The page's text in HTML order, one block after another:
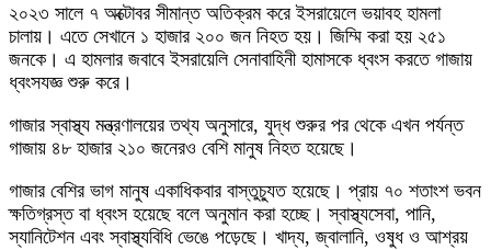
২০২৩ সালে ৭ অক্টোবর সীমান্ত অতিক্রম করে ইসরায়েলে ভয়াবহ হামলা
চালায়। এতে সেখানে ১ হাজার ২০০ জন নিহত হয়। জিম্মি করা হয় ২৫১
জনকে। এ হামলার জবাবে ইসরায়েলি সেনাবাহিনী হামাসকে ধ্বংস করতে গাজায়
ধ্বংসযজ্ঞ শুরু করে।
গাজার স্বাস্থ্য মন্ত্রণালয়ের তথ্য অনুসারে, যুদ্ধ শুরুর পর থেকে এখন পর্যন্ত
গাজায় ৪৮ হাজার ২১০ জনেরও বেশি মানুষ নিহত হয়েছে।
গাজার বেশির ভাগ মানুষ একাধিকবার বাস্তুচ্যুত হয়েছে। প্রায় ৭০ শতাংশ ভবন
ক্ষতিগ্রস্ত বা ধ্বংস হয়েছে বলে অনুমান করা হচ্ছে। স্বাস্থ্যসেবা, পানি,
স্যানিটেশন এবং স্বাস্থ্যবিধি ভেঙে পড়েছে। খাদ্য, জ্বালানি, ওষুধ ও আশ্রয়